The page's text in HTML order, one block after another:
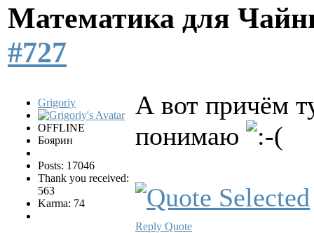
Математика для
#727
Grigoriy
OFFLINE
Боярин
Posts: 17046
Thank you received:
563
Karma: 74
А вот причём
понимаю
Reply Quote